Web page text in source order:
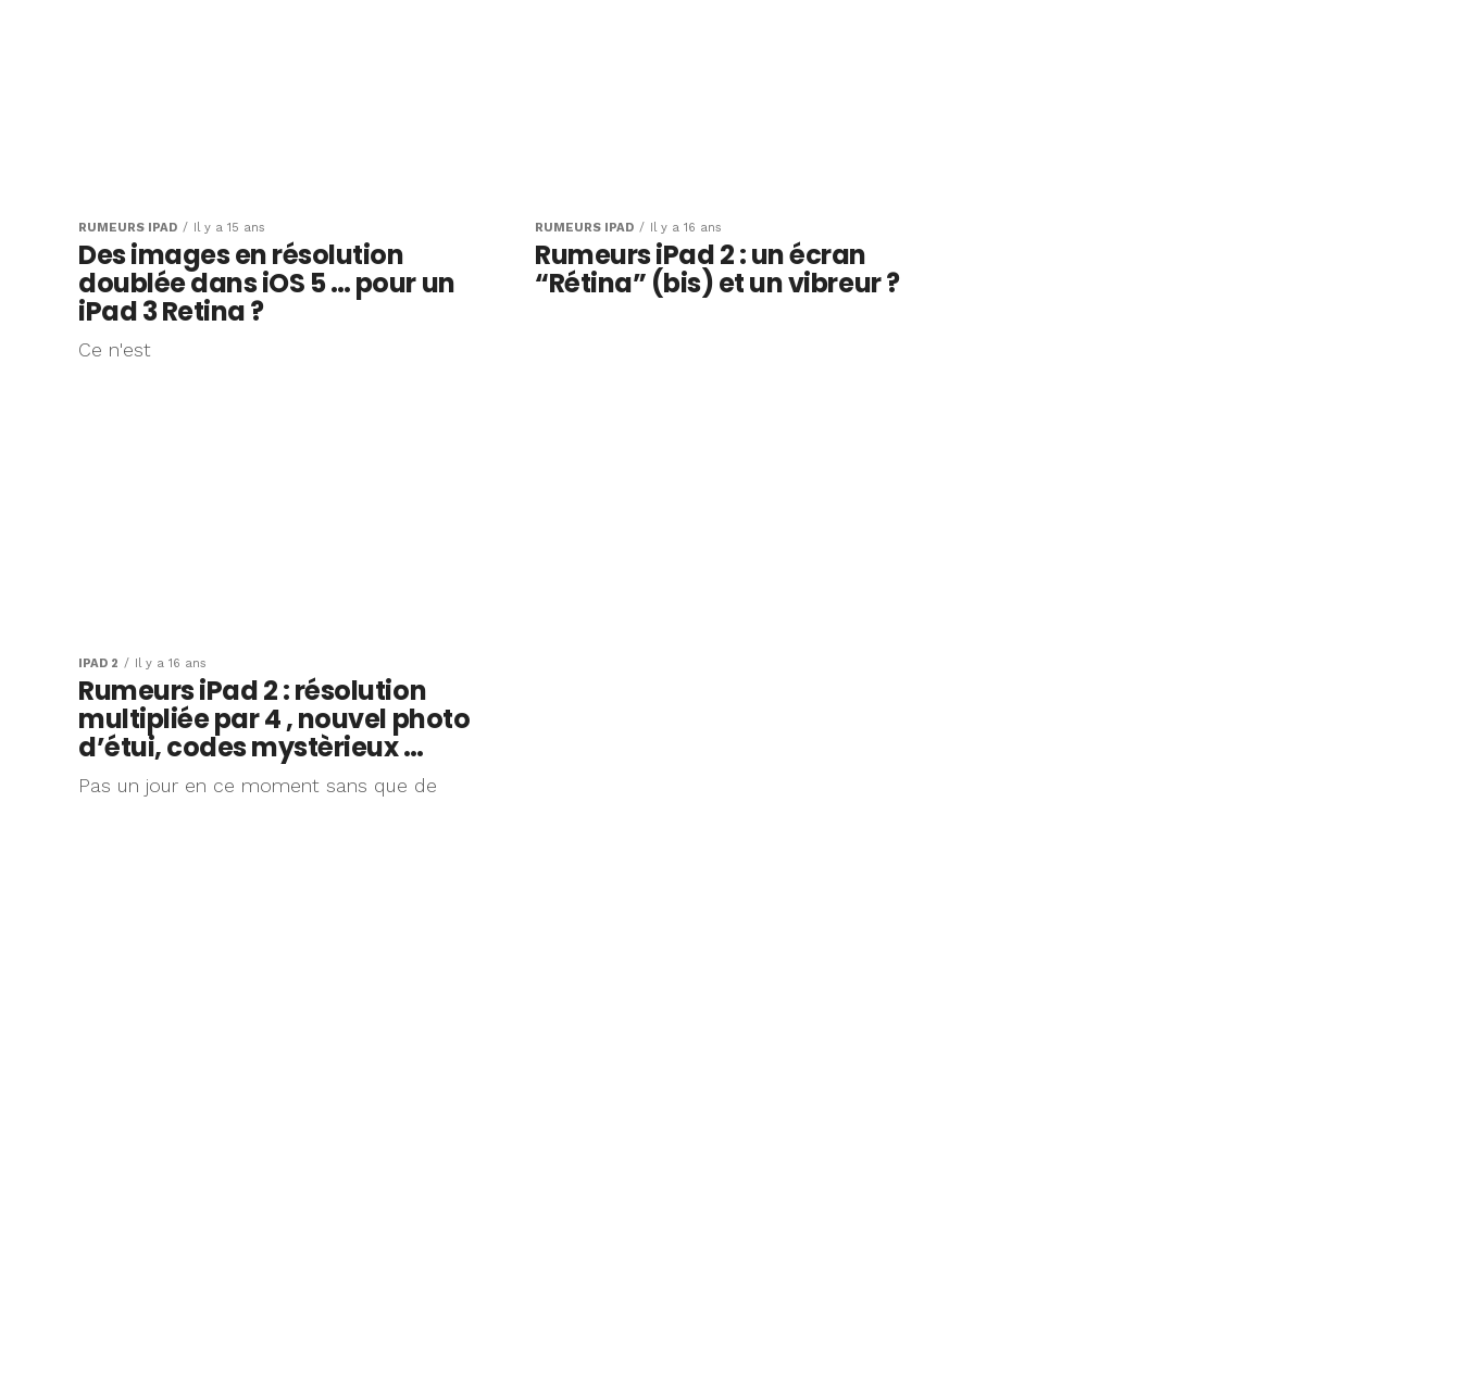
RUMEURS IPAD Il y a 15 ans
Des images en résolution
doublée dans iOS 5 … pour un
iPad 3 Retina ?
Ce n'est
RUMEURS IPAD Il y a 16 ans
Rumeurs iPad 2 : un écran
“Rétina” (bis) et un vibreur ?
IPAD 2 Il y a 16 ans
Rumeurs iPad 2 : résolution
multipliée par 4 , nouvel photo
d’étui, codes mystèrieux …
Pas un jour en ce moment sans que de